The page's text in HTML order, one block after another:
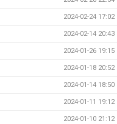
2024-02-24 17:02
2024-02-14 20:43
2024-01-26 19:15
2024-01-18 20:52
2024-01-14 18:50
2024-01-11 19:12
2024-01-10 21:12